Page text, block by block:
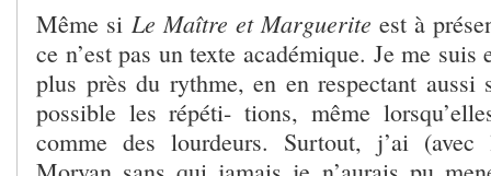
Même si Le Maître et Marguerite est à
ce n’est pas un texte académique. Je me
plus près du rythme, en en respectant aussi
possible les répéti- tions, même
comme des lourdeurs. Surtout, j’ai (avec